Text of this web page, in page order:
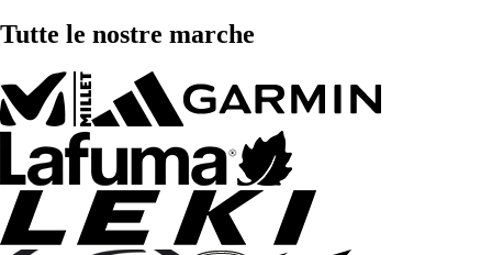
Tutte le nostre marche